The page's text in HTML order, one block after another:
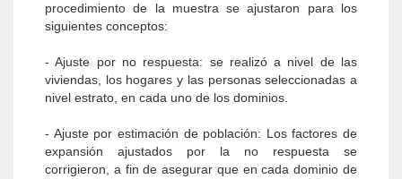
procedimiento de la muestra se ajustaron para los
siguientes conceptos:
- Ajuste por no respuesta: se realizó a nivel de las
viviendas, los hogares y las personas seleccionadas a
nivel estrato, en cada uno de los dominios.
- Ajuste por estimación de población: Los factores de
expansión ajustados por la no respuesta se
corrigieron, a fin de asegurar que en cada dominio de